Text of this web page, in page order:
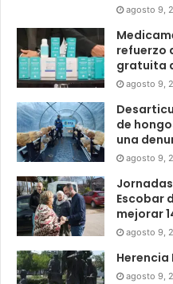
agosto 9,
refuerzo
gratuita
agosto 9,
de
una
agosto 9,
Escobar
mejorar
agosto 9,
Herencia
agosto 9,